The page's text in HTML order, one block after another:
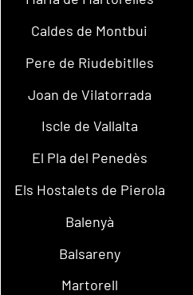
Caldes de Montbui
Pere de Riudebitlles
Joan de Vilatorrada
Iscle de Vallalta
El Pla del Penedès
Els Hostalets de Pierola
Balenyà
Balsareny
Martorell